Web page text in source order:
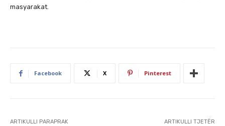
masyarakat.
Facebook X Pinterest
ARTIKULLI PARAPRAK ARTIKULLI TJETËR